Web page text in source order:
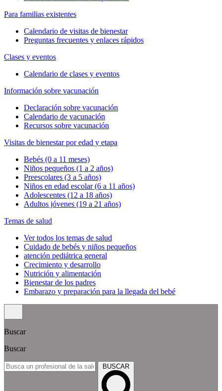
Para familias existentes
Calendario de visitas de bienestar
Preguntas frecuentes y enlaces rápidos
Clases y eventos
Calendario de clases y eventos
Información sobre vacunación
Declaración sobre vacunación
Calendario de vacunación
Recursos sobre vacunación
Visitas de bienestar por edad y etapa
Bebés (0 a 11 meses)
Niños pequeños (1 a 2 años)
Preescolares (3 a 5 años)
Niños en edad escolar (6 a 11 años)
Adolescentes (12 a 18 años)
Adultos jóvenes (19 a 21 años)
Temas de salud
Ver todos los temas de salud
Cuidado de bebés y niños pequeños
atención pediátrica general
Crecimiento y desarrollo
Nutrición y alimentación
Bienestar de los padres
Embarazo y preparación para la llegada del bebé
Buscar
Buscar
BUSCAR